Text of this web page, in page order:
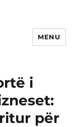
MENU
i
për